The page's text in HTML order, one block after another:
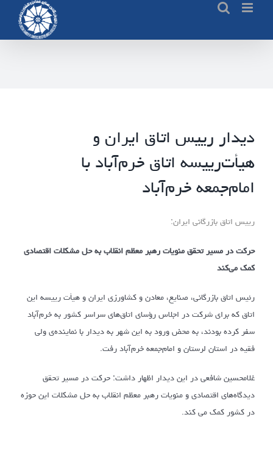
content
دیدار رییس اتاق ایران و
هیأت‌رییسه اتاق خرم‌آباد با
امام‌جمعه خرم‌آباد
رییس اتاق بازرگانی ایران:
حرکت در مسیر تحقق منویات رهبر معظم انقلاب به حل مشکلات اقتصادی
کمک می‌کند
رئیس اتاق بازرگانی، صنایع، معادن و کشاورزی ایران و هیأت رییسه این
اتاق که برای شرکت در اجلاس رؤسای اتاق‌های سراسر کشور به خرم‌آباد
سفر کرده بودند، به محض ورود به این شهر به دیدار با نماینده‌ی ولی
فقیه در استان لرستان و امام‌جمعه خرم‌آباد رفت.
غلامحسین شافعی در این دیدار اظهار داشت: حرکت در مسیر تحقق
دیدگاه‌های اقتصادی و منویات رهبر معظم انقلاب به حل مشکلات این حوزه
در کشور کمک می کند.